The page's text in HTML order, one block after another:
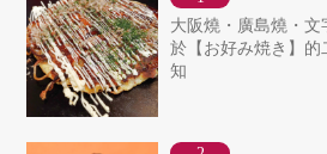
大阪燒・廣島燒・文
於【お好み焼き】
知